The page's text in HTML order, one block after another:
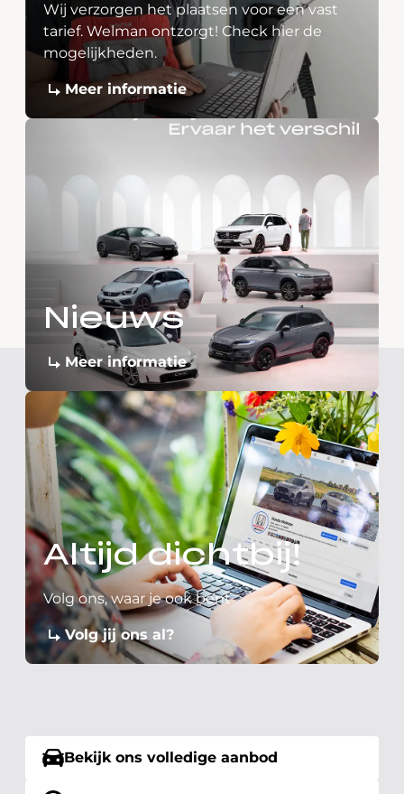
Wij verzorgen het plaatsen voor een vast
tarief. Welman ontzorgt! Check hier de
mogelijkheden.
Meer informatie
Nieuws
Meer informatie
Altijd dichtbij!
Volg ons, waar je ook bent
Volg jij ons al?
Bekijk ons volledige aanbod